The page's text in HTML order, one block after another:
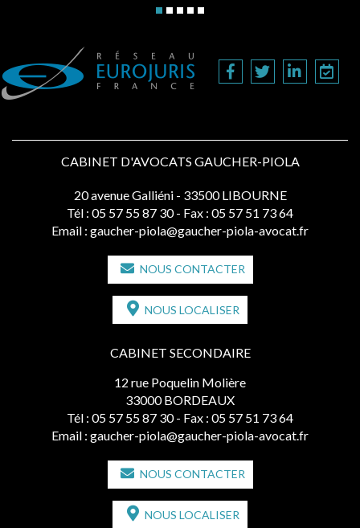
CABINET D'AVOCATS GAUCHER-PIOLA
20 avenue Galliéni - 33500 LIBOURNE
Tél : 05 57 55 87 30 - Fax : 05 57 51 73 64
Email : gaucher-piola@gaucher-piola-avocat.fr
NOUS CONTACTER
NOUS LOCALISER
CABINET SECONDAIRE
12 rue Poquelin Molière
33000 BORDEAUX
Tél : 05 57 55 87 30 - Fax : 05 57 51 73 64
Email : gaucher-piola@gaucher-piola-avocat.fr
NOUS CONTACTER
NOUS LOCALISER